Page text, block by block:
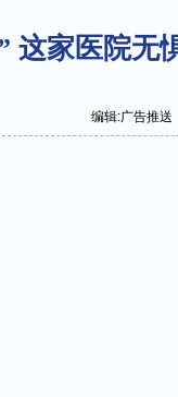
这家医院无
编辑:广告推送